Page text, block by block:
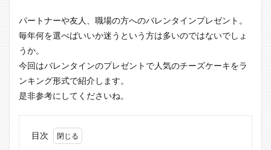
パートナーや友人、職場の方へのバレンタインプレゼント。
毎年何を選べばいいか迷うという方は多いのではないでしょ
うか。
今回はバレンタインのプレゼントで人気のチーズケーキをラ
ンキング形式で紹介します。
是非参考にしてくださいね。
目次